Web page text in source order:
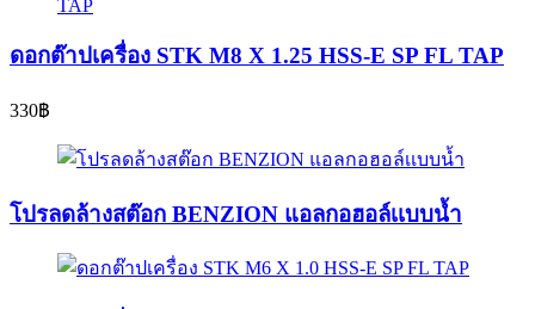
ดอกต๊าปเครื่อง STK M8 X 1.25 HSS-E SP FL TAP
330฿
โปรลดล้างสต๊อก BENZION แอลกอฮอล์เเบบน้ำ